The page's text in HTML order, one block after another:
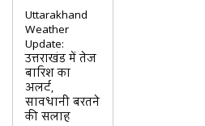
Uttarakhand
Weather
Update:
उत्तराखंड में तेज
बारिश का
अलर्ट,
सावधानी बरतने
की सलाह